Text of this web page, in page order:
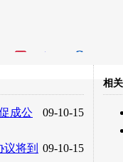
转发至：
09-10-15
成公
09-10-15
将到
相